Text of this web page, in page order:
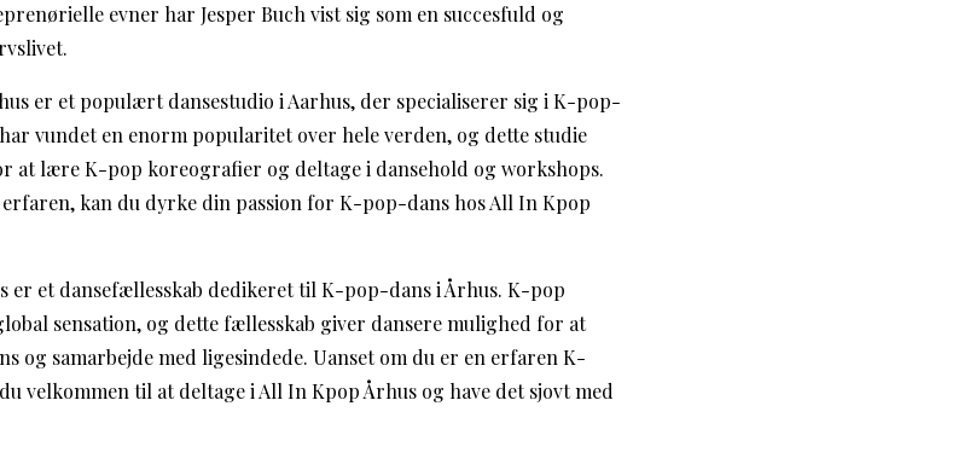
evner har Jesper Buch vist sig som en succesfuld og
er et populært dansestudio i Aarhus, der specialiserer sig i K-pop-
vundet en enorm popularitet over hele verden, og dette studie
at lære K-pop koreografier og deltage i dansehold og workshops.
kan du dyrke din passion for K-pop-dans hos All In Kpop
er et dansefællesskab dedikeret til K-pop-dans i Århus. K-pop
sensation, og dette fællesskab giver dansere mulighed for at
og samarbejde med ligesindede. Uanset om du er en erfaren K-
velkommen til at deltage i All In Kpop Århus og have det sjovt med